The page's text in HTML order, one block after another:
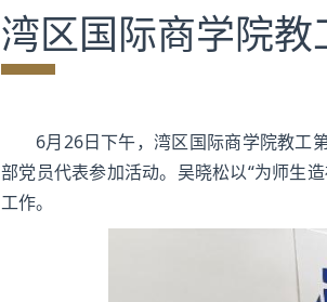
湾区国际商学院
6月26日下午，湾区国际商学院教工
部党员代表参加活动。吴晓松以“为师生
工作。